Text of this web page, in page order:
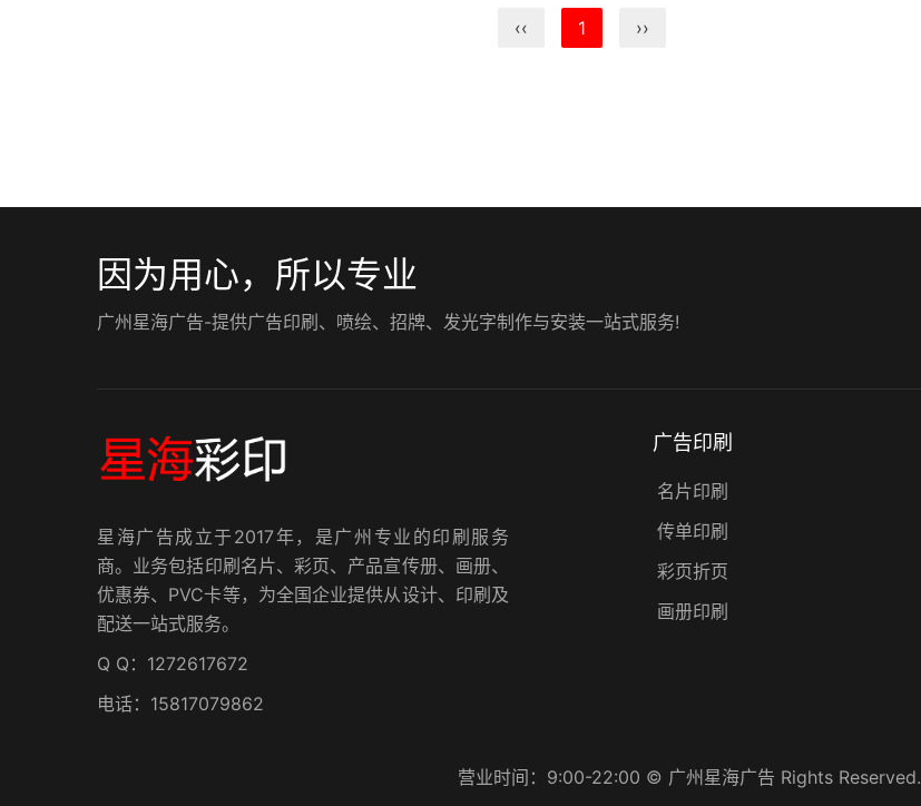
‹‹ 1 ››
因为用心，所以专业
广州星海广告-提供广告印刷、喷绘、招牌、发光字制作与安装一站式服务!
星海广告成立于2017年，是广州专业的印刷服务
商。业务包括印刷名片、彩页、产品宣传册、画册、
优惠券、PVC卡等，为全国企业提供从设计、印刷及
配送一站式服务。
Q Q：1272617672
电话：15817079862
广告印刷
名片印刷
传单印刷
彩页折页
画册印刷
营业时间：9:00-22:00 © 广州星海广告 Rights Reserved.